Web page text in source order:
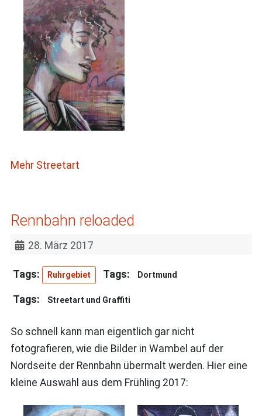
Mehr Streetart
Rennbahn reloaded
28. März 2017
Ruhrgebiet Dortmund
Streetart und Graffiti
So schnell kann man eigentlich gar nicht
fotografieren, wie die Bilder in Wambel auf der
Nordseite der Rennbahn übermalt werden. Hier eine
kleine Auswahl aus dem Frühling 2017: